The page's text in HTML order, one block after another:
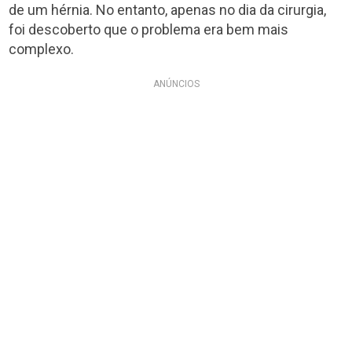
de um hérnia. No entanto, apenas no dia da cirurgia,
foi descoberto que o problema era bem mais
complexo.
ANÚNCIOS